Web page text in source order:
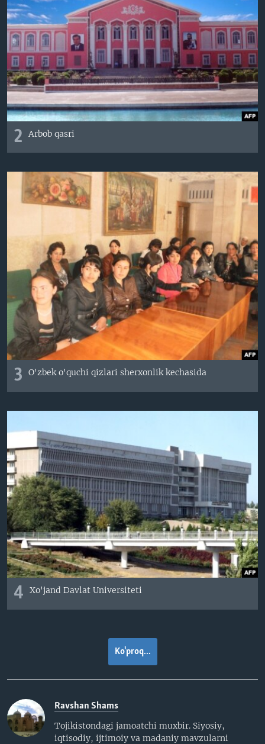
2 Arbob qasri
3 O'zbek o'quchi qizlari sherxonlik kechasida
4 Xo'jand Davlat Universiteti
Ko'proq...
Ravshan Shams
Tojikistondagi jamoatchi muxbir. Siyosiy,
iqtisodiy, ijtimoiy va madaniy mavzularni